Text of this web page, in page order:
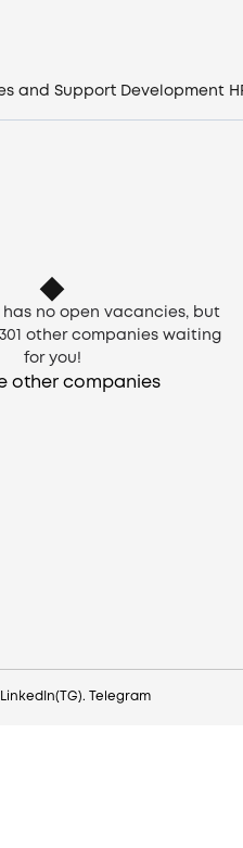
Login
and Support Development
has no open vacancies, but
other companies waiting
for you!
other companies
LinkedIn(TG). Telegram